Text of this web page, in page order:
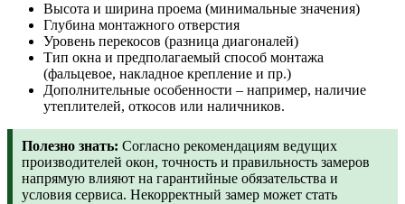
Высота и ширина проема (минимальные значения)
Глубина монтажного отверстия
Уровень перекосов (разница диагоналей)
Тип окна и предполагаемый способ монтажа
(фальцевое, накладное крепление и пр.)
Дополнительные особенности – например, наличие
утеплителей, откосов или наличников.
Полезно знать: Согласно рекомендациям ведущих
производителей окон, точность и правильность замеров
напрямую влияют на гарантийные обязательства и
условия сервиса. Некорректный замер может стать